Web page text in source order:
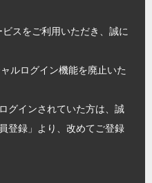
スをご利用いただき、誠に
ルログイン機能を廃止いた
グインされていた方は、誠
登録」より、改めてご登録